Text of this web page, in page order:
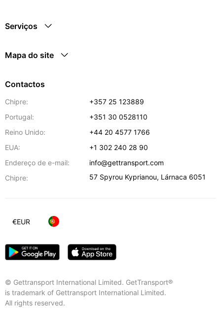
Serviços
Mapa do site
Contactos
Chipre:
+357 25 123889
Portugal:
+351 30 0528110
Reino Unido:
+44 20 4577 1766
EUA:
+1 302 240 28 90
Endereço de e-mail:
info@gettransport.com
Chipre:
57 Spyrou Kyprianou, Lárnaca 6051
© Gettransport International Limited. GetTransport®
is trademark of Gettransport International Limited.
All rights reserved.
€EUR